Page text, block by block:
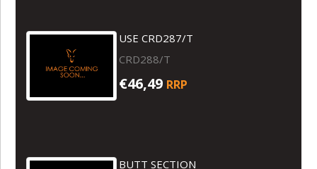
USE CRD287/T
CRD288/T
€46,49 RRP
BUTT SECTION